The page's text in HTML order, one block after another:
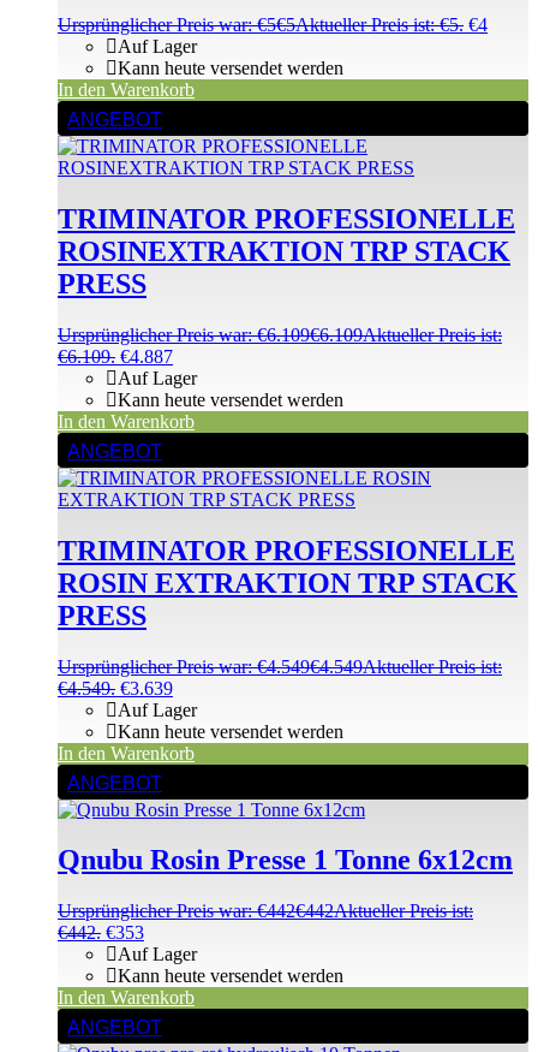
Ursprünglicher Preis war: €5€5Aktueller Preis ist: €5. €4
Auf Lager
Kann heute versendet werden
In den Warenkorb
ANGEBOT
TRIMINATOR PROFESSIONELLE
ROSINEXTRAKTION TRP STACK
PRESS
Ursprünglicher Preis war: €6.109€6.109Aktueller Preis ist:
€6.109. €4.887
Auf Lager
Kann heute versendet werden
In den Warenkorb
ANGEBOT
TRIMINATOR PROFESSIONELLE
ROSIN EXTRAKTION TRP STACK
PRESS
Ursprünglicher Preis war: €4.549€4.549Aktueller Preis ist:
€4.549. €3.639
Auf Lager
Kann heute versendet werden
In den Warenkorb
ANGEBOT
Qnubu Rosin Presse 1 Tonne 6x12cm
Ursprünglicher Preis war: €442€442Aktueller Preis ist:
€442. €353
Auf Lager
Kann heute versendet werden
In den Warenkorb
ANGEBOT